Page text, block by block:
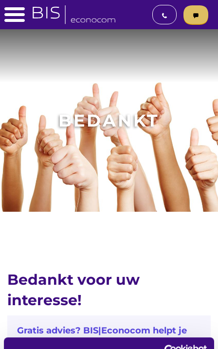
BEDANKT
Bedankt voor uw
interesse!
Gratis advies? BIS|Econocom helpt je